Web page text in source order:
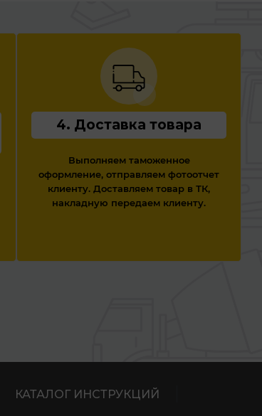
4. Доставка товара
Выполняем таможенное
оформление, отправляем фотоотчет
клиенту. Доставляем товар в ТК,
накладную передаем клиенту.
КАТАЛОГ ИНСТРУКЦИЙ